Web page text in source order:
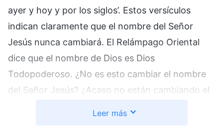
ayer y hoy y por los siglos’. Estos versículos
indican claramente que el nombre del Señor
Jesús nunca cambiará. El Relámpago Oriental
dice que el nombre de Dios es Dios
Todopoderoso. ¿No es esto cambiar el nombre
del Señor Jesús? ¿Acaso no están cambiando el
Leer más